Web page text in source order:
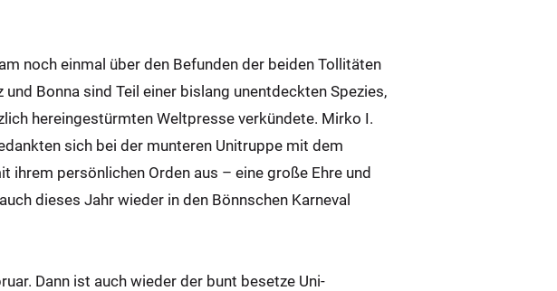
noch einmal über den Befunden der beiden Tollitäten
Bonna sind Teil einer bislang unentdeckten Spezies,
hereingestürmten Weltpresse verkündete. Mirko I.
sich bei der munteren Unitruppe mit dem
ihrem persönlichen Orden aus – eine große Ehre und
dieses Jahr wieder in den Bönnschen Karneval
Dann ist auch wieder der bunt besetze Uni-